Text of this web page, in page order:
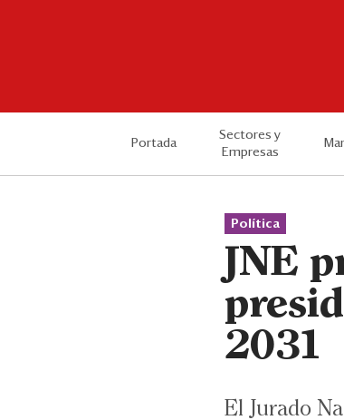
Portada
Sectores y
Empresas
Política
JNE
2031
El Jurado